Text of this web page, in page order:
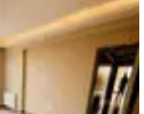
Netavaga Yakın
3+1 Geniş Manzaralı
Mahallesi